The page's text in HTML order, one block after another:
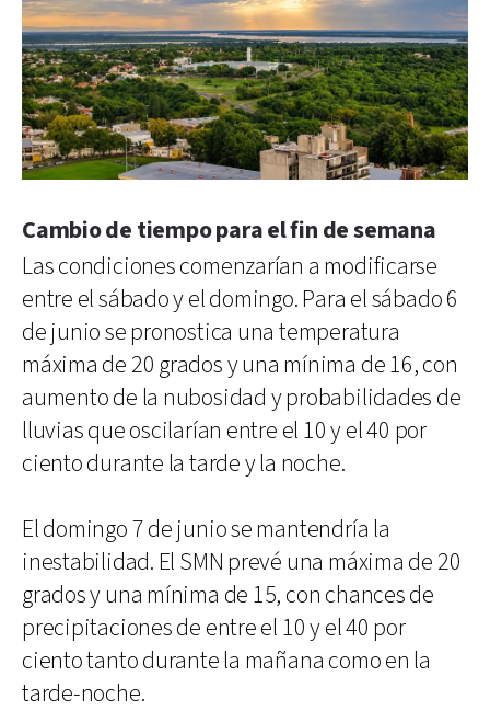
Cambio de tiempo para el fin de semana
Las condiciones comenzarían a modificarse
entre el sábado y el domingo. Para el sábado 6
de junio se pronostica una temperatura
máxima de 20 grados y una mínima de 16, con
aumento de la nubosidad y probabilidades de
lluvias que oscilarían entre el 10 y el 40 por
ciento durante la tarde y la noche.
El domingo 7 de junio se mantendría la
inestabilidad. El SMN prevé una máxima de 20
grados y una mínima de 15, con chances de
precipitaciones de entre el 10 y el 40 por
ciento tanto durante la mañana como en la
tarde-noche.